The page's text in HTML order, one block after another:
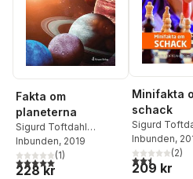
Fakta om
planeterna
Sigurd Toftdahl
Terkelsen
Inbunden, 2019
5,0utav 5 stjärnor. Totalt antal röster:
(1)
228 kr
Minifakta
schack
Sigurd
Terkelsen
Inbunden,
2,5utav 5(2)
209 kr